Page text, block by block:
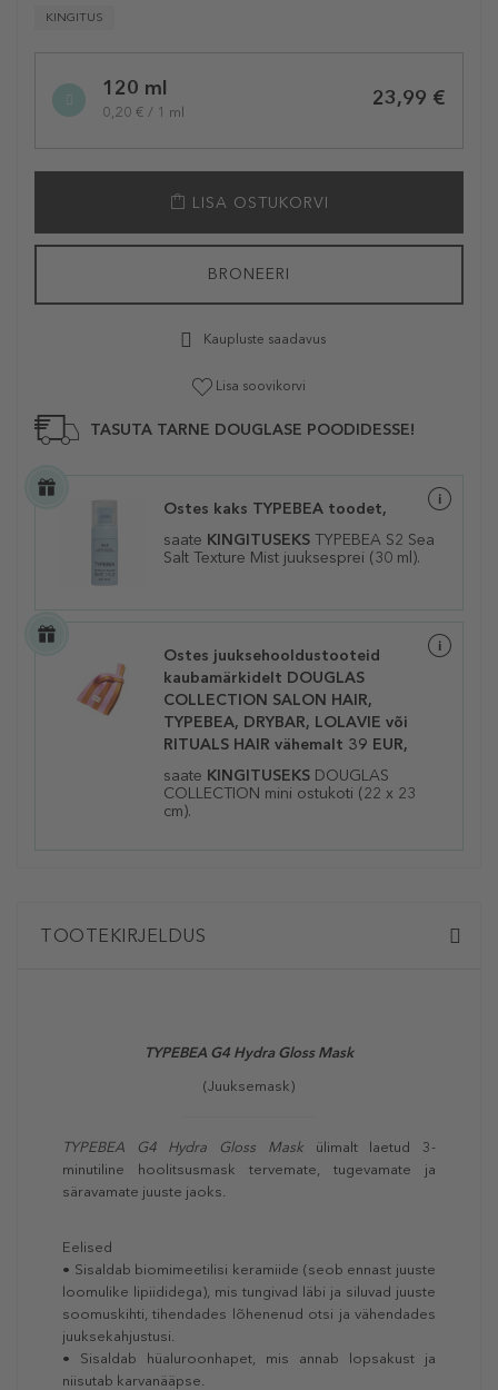
KINGITUS
variation120 ml
0,20 € / 1 ml
23,99 €
LISA OSTUKORVI
BRONEERI
Kaupluste saadavus
Lisa soovikorvi
TASUTA TARNE DOUGLASE POODIDESSE!
Ostes kaks TYPEBEA toodet,
saate KINGITUSEKS TYPEBEA S2 Sea
Salt Texture Mist juuksesprei (30 ml).
Ostes juuksehooldustooteid
kaubamärkidelt DOUGLAS
COLLECTION SALON HAIR,
TYPEBEA, DRYBAR, LOLAVIE või
RITUALS HAIR vähemalt 39 EUR,
saate KINGITUSEKS DOUGLAS
COLLECTION mini ostukoti (22 x 23
cm).
TOOTEKIRJELDUS
TYPEBEA G4 Hydra Gloss Mask
(Juuksemask)
TYPEBEA G4 Hydra Gloss Maskülimalt laetud 3-
minutiline hoolitsusmask tervemate,
tugevamate ja
säravamate juuste jaoks.
Eelised
• Sisaldab biomimeetilisi keramiide (seob ennast juuste
loomulike lipiididega), mis tungivad läbi ja siluvad juuste
soomuskihti, tihendades lõhenenud otsi ja vähendades
juuksekahjustusi.
• Sisaldab hüaluroonhapet, mis annab lopsakust ja
niisutab karvanääpse.